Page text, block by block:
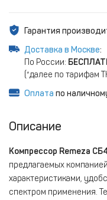
Гарантия
Доставка в Москве:
По России:
(*далее по тарифам
Оплата по
Описание
Компрессор Remeza
предлагаемых
характеристиками,
спектром применения.